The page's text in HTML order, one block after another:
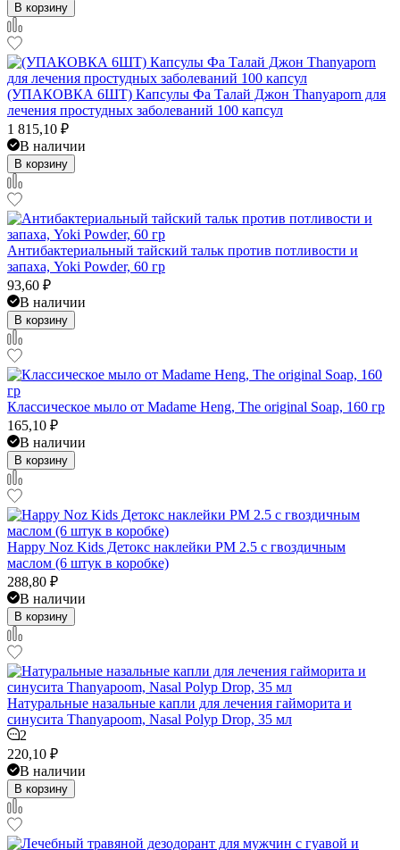
В корзину
(УПАКОВКА 6ШТ) Капсулы Фа Талай Джон Thanyaporn для
лечения простудных заболеваний 100 капсул
1 815,10 ₽
В наличии
В корзину
Антибактериальный тайский тальк против потливости и
запаха, Yoki Powder, 60 гр
93,60 ₽
В наличии
В корзину
Классическое мыло от Madame Heng, The original Soap, 160 гр
165,10 ₽
В наличии
В корзину
Happy Noz Kids Детокс наклейки PM 2.5 с гвоздичным
маслом (6 штук в коробке)
288,80 ₽
В наличии
В корзину
Натуральные назальные капли для лечения гайморита и
синусита Thanyapoom, Nasal Polyp Drop, 35 мл
2
220,10 ₽
В наличии
В корзину